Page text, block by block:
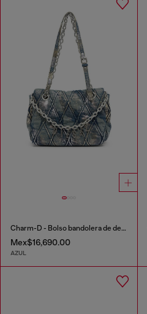
Charm-D - Bolso bandolera de denim con acabado metálico
Mex$16,690.00
AZUL